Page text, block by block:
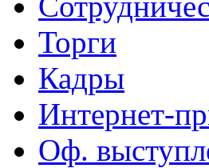
Торги
Кадры
Интернет-
Оф.